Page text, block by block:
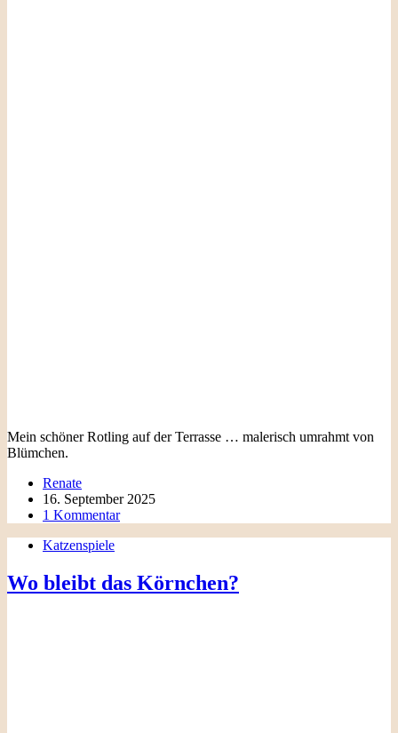
Mein schöner Rotling auf der Terrasse … malerisch umrahmt von
Blümchen.
Renate
16. September 2025
1 Kommentar
Katzenspiele
Wo bleibt das Körnchen?